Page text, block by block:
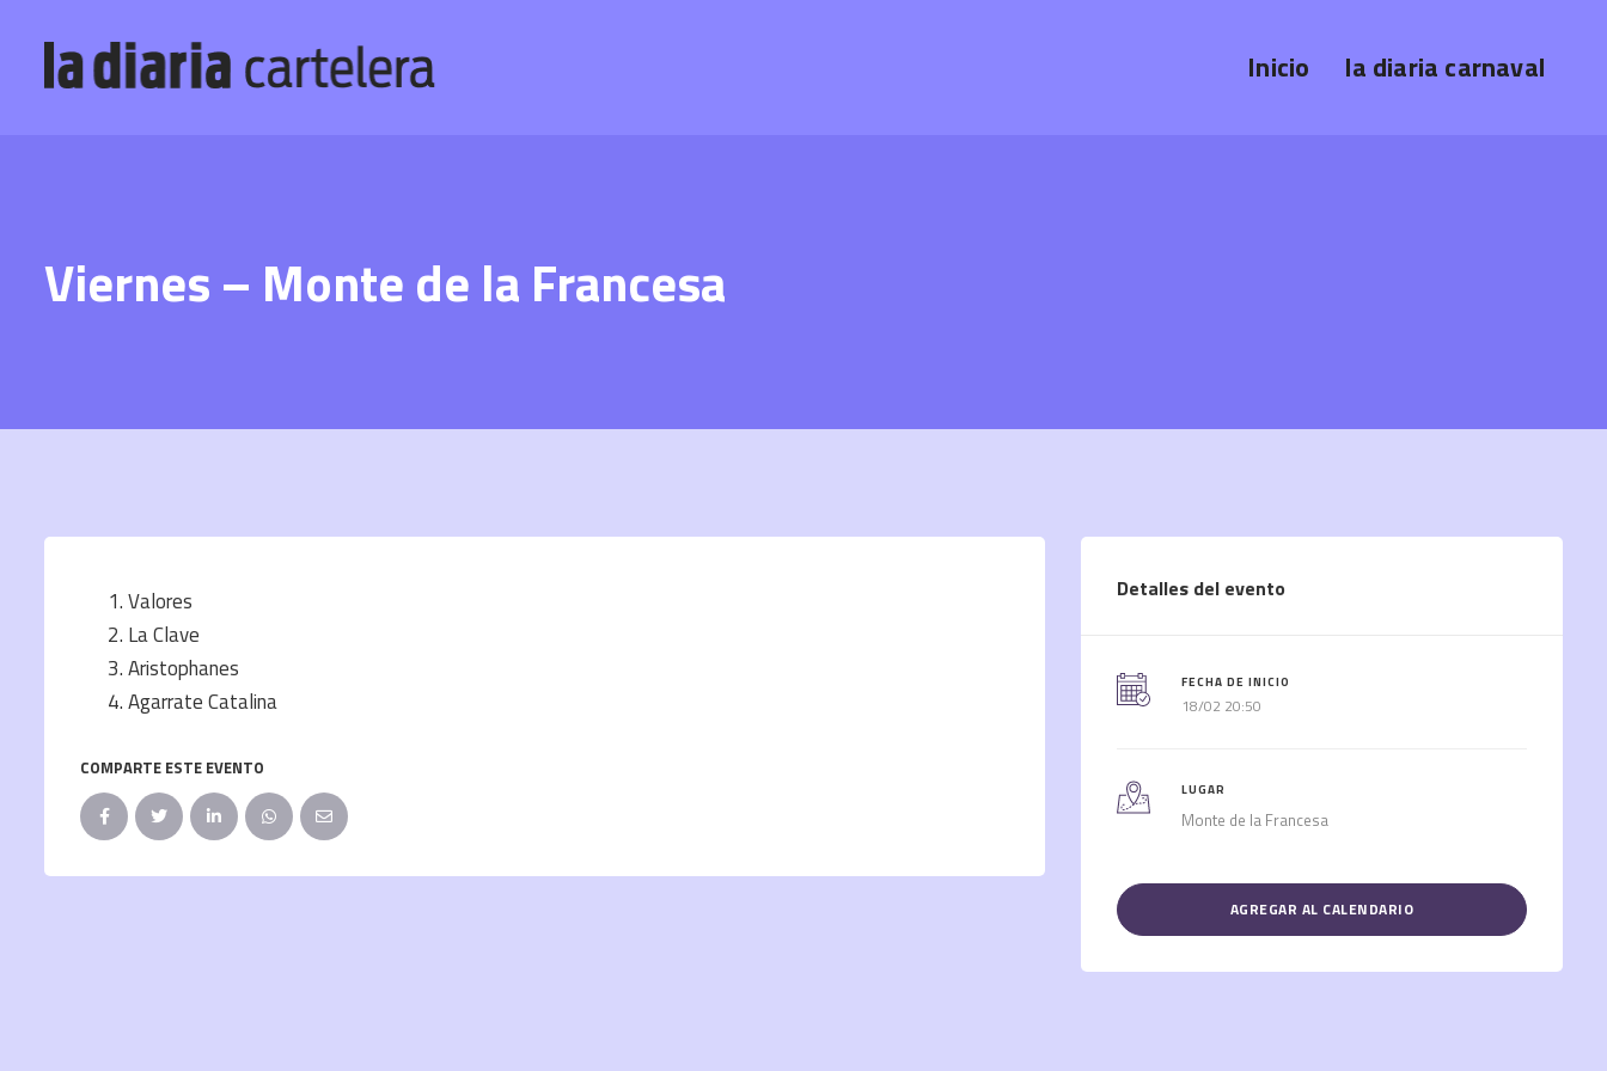
Inicio la diaria carnaval
Viernes – Monte de la Francesa
Valores
La Clave
Aristophanes
Agarrate Catalina
COMPARTE ESTE EVENTO
Detalles del evento
FECHA DE INICIO
18/02 20:50
LUGAR
Monte de la Francesa
AGREGAR AL CALENDARIO